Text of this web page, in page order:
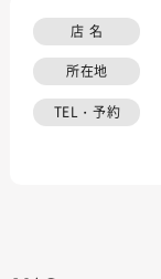
店 名
所在地
TEL・予約